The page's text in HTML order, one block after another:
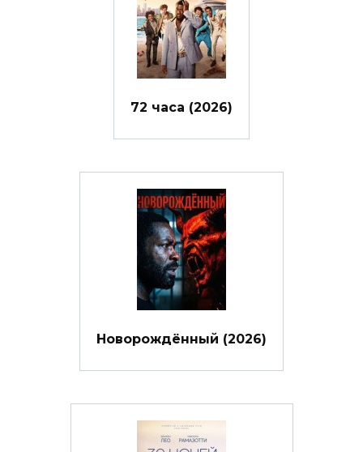
72 часа (2026)
Новорождённый (2026)